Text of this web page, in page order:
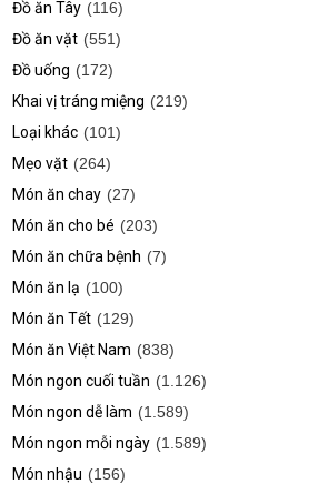
Đồ ăn Tây (116)
Đồ ăn vặt (551)
Đồ uống (172)
Khai vị tráng miệng (219)
Loại khác (101)
Mẹo vặt (264)
Món ăn chay (27)
Món ăn cho bé (203)
Món ăn chữa bệnh (7)
Món ăn lạ (100)
Món ăn Tết (129)
Món ăn Việt Nam (838)
Món ngon cuối tuần (1.126)
Món ngon dễ làm (1.589)
Món ngon mỗi ngày (1.589)
Món nhậu (156)